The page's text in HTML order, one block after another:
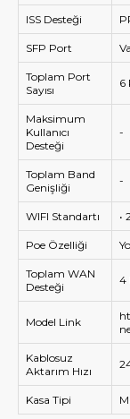
ISS Desteği
SFP Port
Toplam Port
Sayısı
6
Maksimum
Kullanıcı
Desteği
-
Toplam Band
Genişliği
-
WIFI Standartı •
Poe Özelliği
Toplam WAN
Desteği
4
Model Link
Kablosuz
Aktarım Hızı
Kasa Tipi